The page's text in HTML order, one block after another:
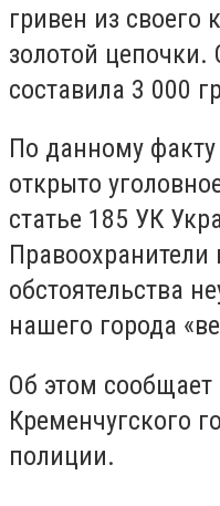
гривен из своего
золотой
составила 3 000
По данному
открыто
статье 185 УК
обстоятельства
нашего города
Об этом сообщает
Кременчугского
полиции.